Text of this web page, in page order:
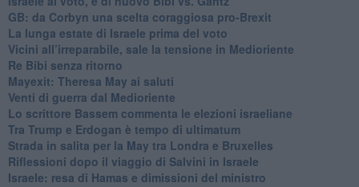
GB: da Corbyn una scelta coraggiosa pro-Brexit
La lunga estate di Israele prima del voto
Vicini all’irreparabile, sale la tensione in Medioriente
Re Bibi senza ritorno
Mayexit: Theresa May ai saluti
Venti di guerra dal Medioriente
Lo scrittore Bassem commenta le elezioni israeliane
Tra Trump e Erdogan è tempo di ultimatum
Strada in salita per la May tra Londra e Bruxelles
Riflessioni dopo il viaggio di Salvini in Israele
Israele: resa di Hamas e dimissioni del ministro